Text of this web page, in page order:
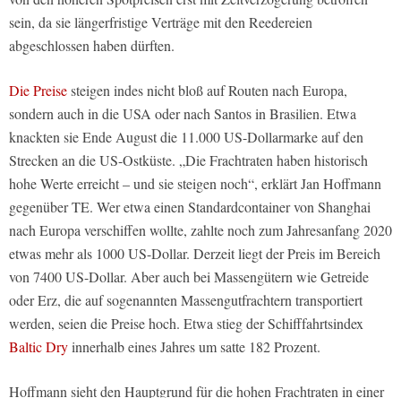
sein, da sie längerfristige Verträge mit den Reedereien
abgeschlossen haben dürften.
Die Preisesteigen indes nicht bloß auf Routen nach Europa,
sondern auch in die USA oder nach Santos in Brasilien. Etwa
knackten sie Ende August die 11.000 US-Dollarmarke auf den
Strecken an die US-Ostküste. „Die Frachtraten haben historisch
hohe Werte erreicht – und sie steigen noch“, erklärt Jan Hoffmann
gegenüber TE. Wer etwa einen Standardcontainer von Shanghai
nach Europa verschiffen wollte, zahlte noch zum Jahresanfang 2020
etwas mehr als 1000 US-Dollar. Derzeit liegt der Preis im Bereich
von 7400 US-Dollar. Aber auch bei Massengütern wie Getreide
oder Erz, die auf sogenannten Massengutfrachtern transportiert
werden, seien die Preise hoch. Etwa stieg der Schifffahrtsindex
Baltic Dryinnerhalb eines Jahres um satte 182 Prozent.
Hoffmann sieht den Hauptgrund für die hohen Frachtraten in einer